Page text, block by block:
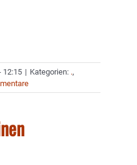
12:15 | Kategorien: .,